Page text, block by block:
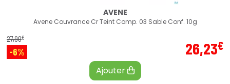
AVENE
Avene Couvrance Cr Teint Comp. 03 Sable Conf. 10g
27,90€
-6% 26,23€
Ajouter